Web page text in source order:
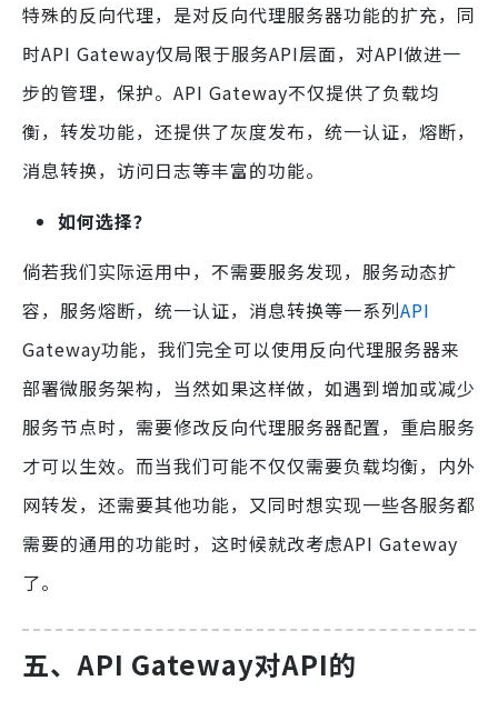
特殊的反向代理，是对反向代理服务器功能的扩充，同
时API Gateway仅局限于服务API层面，对API做进一
步的管理，保护。API Gateway不仅提供了负载均
衡，转发功能，还提供了灰度发布，统一认证，熔断，
消息转换，访问日志等丰富的功能。
如何选择？
倘若我们实际运用中，不需要服务发现，服务动态扩
容，服务熔断，统一认证，消息转换等一系列API
Gateway功能，我们完全可以使用反向代理服务器来
部署微服务架构，当然如果这样做，如遇到增加或减少
服务节点时，需要修改反向代理服务器配置，重启服务
才可以生效。而当我们可能不仅仅需要负载均衡，内外
网转发，还需要其他功能，又同时想实现一些各服务都
需要的通用的功能时，这时候就改考虑API Gateway
了。
五、API Gateway对API的